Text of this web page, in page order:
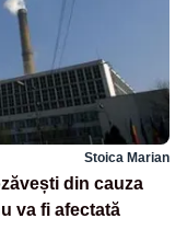
Stoica Marian
din cauza
va fi afectată